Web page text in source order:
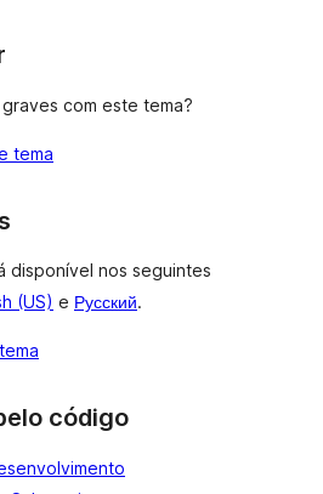
com este tema?
tema
disponível nos seguintes
(US) e Русский.
código